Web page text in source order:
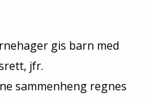
gis barn med
jfr.
sammenheng regnes